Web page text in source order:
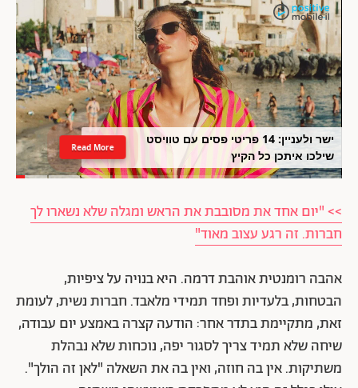
ישר ולעניין: 14 פריטי פסים עם טוויסט
שילכו איתכן כל הקיץ
Read More
>> "יום אחד את מסובבת את הראש ומגלה שלא נשארו לך
חברות. זה רגע עצוב מאוד"
אהבה רומנטית אוהבת דרמה. היא בנויה על ציפיות,
הבטחות, בלעדיות ופחד תמידי מלאבד. חברות נשית, לעומת
זאת, מתקיימת בתדר אחר: הודעה קצרה באמצע יום עבודה,
שיחה שלא תמיד צריך לסגור יפה, נוכחות שלא נבהלת
משתיקות. אין בה חוזה, ואין בה את השאלה "לאן זה הולך".